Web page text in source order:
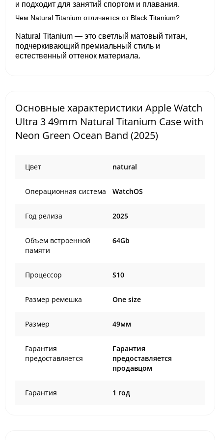
и подходит для занятий спортом и плавания.
Чем Natural Titanium отличается от Black Titanium?
Natural Titanium — это светлый матовый титан,
подчеркивающий премиальный стиль и
естественный оттенок материала.
Основные характеристики Apple Watch
Ultra 3 49mm Natural Titanium Case with
Neon Green Ocean Band (2025)
Цвет natural
Операционная система WatchOS
Год релиза 2025
Объем встроенной
памяти
64Gb
Процессор S10
Размер ремешка One size
Размер 49мм
Гарантия
предоставляется
Гарантия
предоставляется
продавцом
Гарантия 1 год